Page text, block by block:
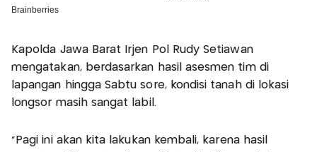
Kapolda Jawa Barat Irjen Pol Rudy Setiawan
mengatakan, berdasarkan hasil asesmen tim di
lapangan hingga Sabtu sore, kondisi tanah di lokasi
longsor masih sangat labil.
“Pagi ini akan kita lakukan kembali, karena hasil